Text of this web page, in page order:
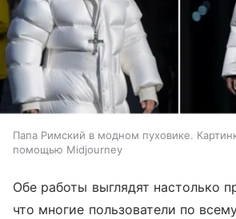
Папа Римский в модном пуховике.
помощью Midjourney
Обе работы выглядят настолько
что многие пользователи по